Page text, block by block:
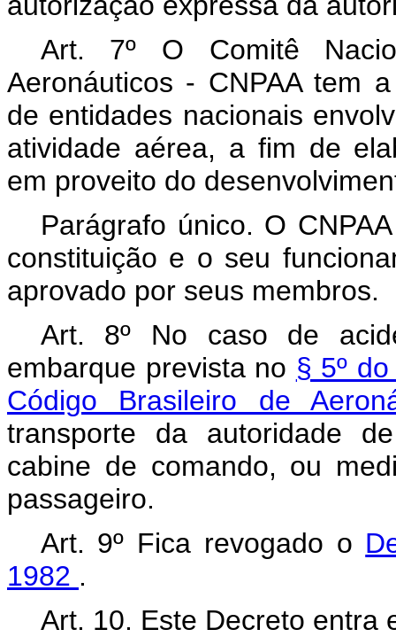
Art. 7º O Comitê
Aeronáuticos - CNPAA tem
de entidades nacionais
atividade aérea, a fim de
em proveito do
Parágrafo único. O
constituição e o seu
aprovado por seus membros.
Art. 8º No caso de
embarque prevista no § 5º
Código Brasileiro de
transporte da autoridade
cabine de comando, ou
passageiro.
Art. 9º Fica revogado o
1982 .
Art. 10. Este Decreto entra